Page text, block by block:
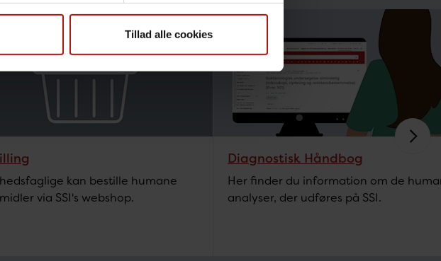
Tillad alle cookies
kan bestille humane
via SSI's webshop.
Diagnostisk Håndbog
Her finder du information om de
analyser, der udføres på SSI.